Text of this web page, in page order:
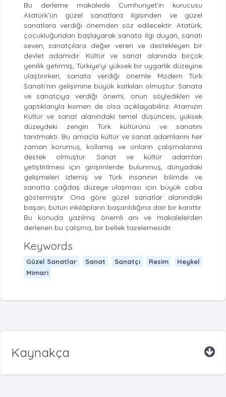
Bu derleme makalede Cumhuriyet’in kurucusu
Atatürk’ün güzel sanatlara ilgisinden ve güzel
sanatlara verdiği önemden söz edilecektir. Atatürk,
çocukluğundan başlayarak sanata ilgi duyan, sanatı
seven, sanatçılara değer veren ve destekleyen bir
devlet adamıdır. Kültür ve sanat alanında birçok
yenilik getirmiş, Türkiye'yi yüksek bir uygarlık düzeyine
ulaştırırken, sanata verdiği önemle Modern Türk
Sanatı’nın gelişimine büyük katkıları olmuştur. Sanata
ve sanatçıya verdiği önemi, onun söyledikleri ve
yaptıklarıyla kısmen de olsa açıklayabiliriz. Atamızın
Kültür ve sanat alanındaki temel düşüncesi, yüksek
düzeydeki zengin Türk kültürünü ve sanatını
tanıtmaktı. Bu amaçla kültür ve sanat adamlarını her
zaman korumuş, kollamış ve onların çalışmalarına
destek olmuştur. Sanat ve kültür adamları
yetiştirilmesi için girişimlerde bulunmuş, dünyadaki
gelişmeleri izlemiş ve Türk insanının bilimde ve
sanatta çağdaş düzeye ulaşması için büyük çaba
göstermiştir. Ona göre güzel sanatlar alanındaki
başarı, bütün inkılâpların başarıldığına dair bir kanıttır.
Bu konuda yazılmış önemli anı ve makalelerden
derlenen bu çalışma, bir bellek tazelemesidir.
Keywords
Güzel Sanatlar Sanat Sanatçı Resim
Heykel
Mimari
Kaynakça